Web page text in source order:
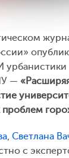
—
проблем
, Светлана
с